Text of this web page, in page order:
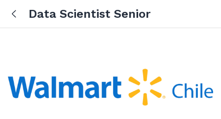
Data Scientist Senior